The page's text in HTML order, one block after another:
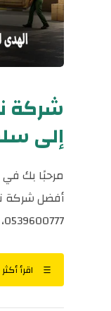
شركة
إلى سلطنة
مرحبًا بك في
أفضل شركة
0539600777، حيث نقدم لك خدمات شحن أثاث رخيصة ...
اقرأ أكثر